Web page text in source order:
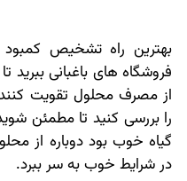
بهترین راه تشخیص
از مصرف محلول تقویت
را بررسی کنید تا مطمئن
گیاه خوب بود دوباره از
در شرایط خوب به سر ببرد.